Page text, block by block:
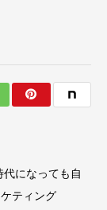
になっても自
ティング